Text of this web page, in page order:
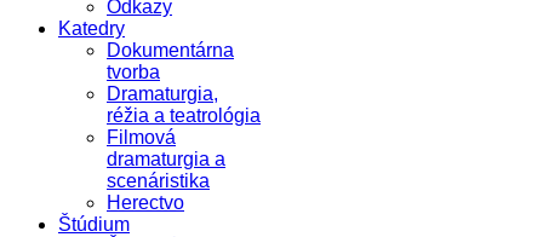
Odkazy
Katedry
Dokumentárna
tvorba
Dramaturgia,
réžia a teatrológia
Filmová
dramaturgia a
scenáristika
Herectvo
Štúdium